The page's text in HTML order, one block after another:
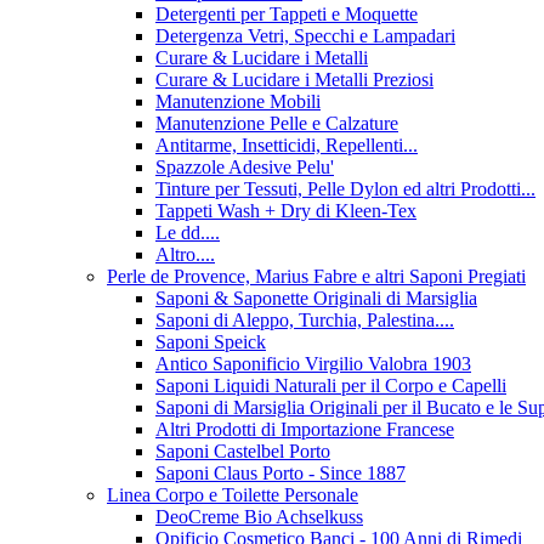
Detergenti per Tappeti e Moquette
Detergenza Vetri, Specchi e Lampadari
Curare & Lucidare i Metalli
Curare & Lucidare i Metalli Preziosi
Manutenzione Mobili
Manutenzione Pelle e Calzature
Antitarme, Insetticidi, Repellenti...
Spazzole Adesive Pelu'
Tinture per Tessuti, Pelle Dylon ed altri Prodotti...
Tappeti Wash + Dry di Kleen-Tex
Le dd....
Altro....
Perle de Provence, Marius Fabre e altri Saponi Pregiati
Saponi & Saponette Originali di Marsiglia
Saponi di Aleppo, Turchia, Palestina....
Saponi Speick
Antico Saponificio Virgilio Valobra 1903
Saponi Liquidi Naturali per il Corpo e Capelli
Saponi di Marsiglia Originali per il Bucato e le
Altri Prodotti di Importazione Francese
Saponi Castelbel Porto
Saponi Claus Porto - Since 1887
Linea Corpo e Toilette Personale
DeoCreme Bio Achselkuss
Opificio Cosmetico Banci - 100 Anni di Rimedi